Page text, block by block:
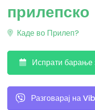
прилепско
Каде во Прилеп?
Испрати барање
Разговарај на